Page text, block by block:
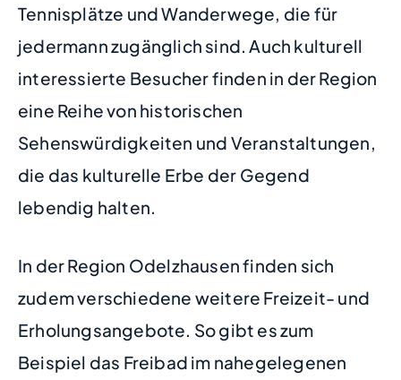
Tennisplätze und Wanderwege, die für
jedermann zugänglich sind. Auch kulturell
interessierte Besucher finden in der Region
eine Reihe von historischen
Sehenswürdigkeiten und Veranstaltungen,
die das kulturelle Erbe der Gegend
lebendig halten.
In der Region Odelzhausen finden sich
zudem verschiedene weitere Freizeit- und
Erholungsangebote. So gibt es zum
Beispiel das Freibad im nahegelegenen